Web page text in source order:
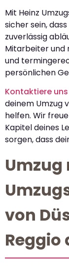
Mit Heinz
sicher sein,
zuverlässig
Mitarbeiter und
und
persönlichen
Kontaktiere uns
deinem Umzug
helfen. Wir
Kapitel deines
sorgen, dass
Umzug
von
Reggio